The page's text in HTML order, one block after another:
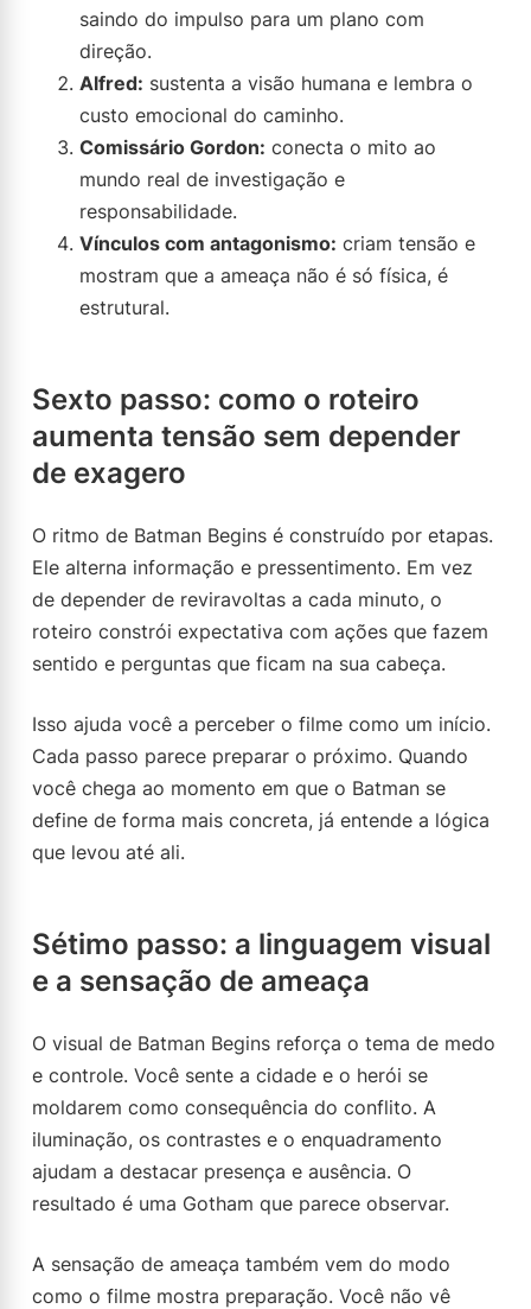
saindo do impulso para um plano com
direção.
Alfred: sustenta a visão humana e lembra o
custo emocional do caminho.
Comissário Gordon: conecta o mito ao
mundo real de investigação e
responsabilidade.
Vínculos com antagonismo: criam tensão e
mostram que a ameaça não é só física, é
estrutural.
Sexto passo: como o roteiro
aumenta tensão sem depender
de exagero
O ritmo de Batman Begins é construído por etapas.
Ele alterna informação e pressentimento. Em vez
de depender de reviravoltas a cada minuto, o
roteiro constrói expectativa com ações que fazem
sentido e perguntas que ficam na sua cabeça.
Isso ajuda você a perceber o filme como um início.
Cada passo parece preparar o próximo. Quando
você chega ao momento em que o Batman se
define de forma mais concreta, já entende a lógica
que levou até ali.
Sétimo passo: a linguagem visual
e a sensação de ameaça
O visual de Batman Begins reforça o tema de medo
e controle. Você sente a cidade e o herói se
moldarem como consequência do conflito. A
iluminação, os contrastes e o enquadramento
ajudam a destacar presença e ausência. O
resultado é uma Gotham que parece observar.
A sensação de ameaça também vem do modo
como o filme mostra preparação. Você não vê